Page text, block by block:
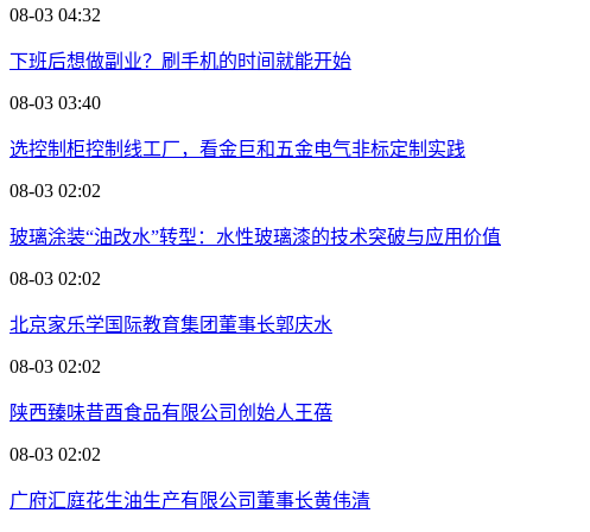
08-03 04:32
下班后想做副业？刷手机的时间就能开始
08-03 03:40
选控制柜控制线工厂，看金巨和五金电气非标定制实践
08-03 02:02
玻璃涂装“油改水”转型：水性玻璃漆的技术突破与应用价值
08-03 02:02
北京家乐学国际教育集团董事长郭庆水
08-03 02:02
陕西臻味昔酉食品有限公司创始人王蓓
08-03 02:02
广府汇庭花生油生产有限公司董事长黄伟清